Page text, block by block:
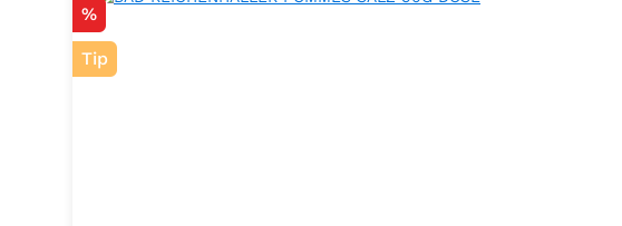
Discount
%
Tip